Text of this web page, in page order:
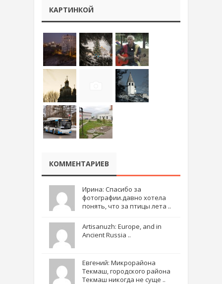
КАРТИНКОЙ
КОММЕНТАРИЕВ
Ирина: Спасибо за
фотографии.давно хотела
понять, что за птицы лета ..
Artisanuzh: Europe, and in
Ancient Russia ..
Евгений: Микрорайона
Текмаш, городского района
Текмаш никогда не суще ..